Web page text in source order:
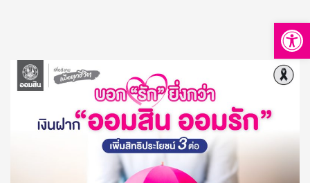
บริการออนไลน์
TH
EN
GSB Society